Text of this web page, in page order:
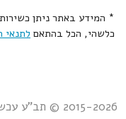
* המידע באתר ניתן
כלשהי, הכל בהתאם לתנאי
2015-2026 ©